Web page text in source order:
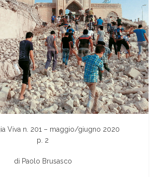
Viva n. 201 – maggio/giugno 2020
p. 2
di Paolo Brusasco